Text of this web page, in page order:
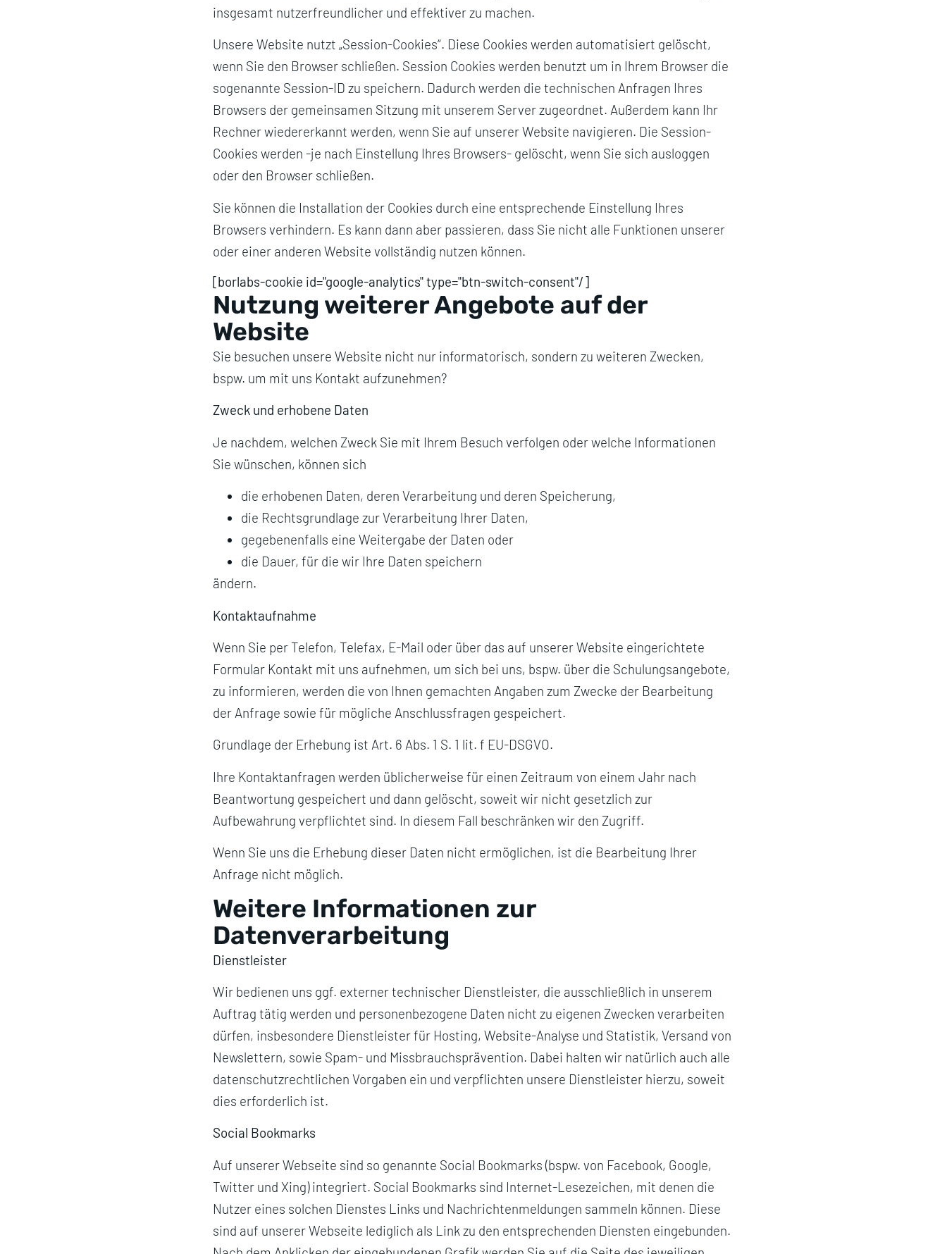
insgesamt nutzerfreundlicher und effektiver zu machen.
Unsere Website nutzt „Session-Cookies“. Diese Cookies werden automatisiert gelöscht,
wenn Sie den Browser schließen. Session Cookies werden benutzt um in Ihrem Browser die
sogenannte Session-ID zu speichern. Dadurch werden die technischen Anfragen Ihres
Browsers der gemeinsamen Sitzung mit unserem Server zugeordnet. Außerdem kann Ihr
Rechner wiedererkannt werden, wenn Sie auf unserer Website navigieren. Die Session-
Cookies werden -je nach Einstellung Ihres Browsers- gelöscht, wenn Sie sich ausloggen
oder den Browser schließen.
Sie können die Installation der Cookies durch eine entsprechende Einstellung Ihres
Browsers verhindern. Es kann dann aber passieren, dass Sie nicht alle Funktionen unserer
oder einer anderen Website vollständig nutzen können.
[borlabs-cookie id="google-analytics" type="btn-switch-consent"/]
Nutzung weiterer Angebote auf der
Website
Sie besuchen unsere Website nicht nur informatorisch, sondern zu weiteren Zwecken,
bspw. um mit uns Kontakt aufzunehmen?
Zweck und erhobene Daten
Je nachdem, welchen Zweck Sie mit Ihrem Besuch verfolgen oder welche Informationen
Sie wünschen, können sich
die erhobenen Daten, deren Verarbeitung und deren Speicherung,
die Rechtsgrundlage zur Verarbeitung Ihrer Daten,
gegebenenfalls eine Weitergabe der Daten oder
die Dauer, für die wir Ihre Daten speichern
ändern.
Kontaktaufnahme
Wenn Sie per Telefon, Telefax, E-Mail oder über das auf unserer Website eingerichtete
Formular Kontakt mit uns aufnehmen, um sich bei uns, bspw. über die Schulungsangebote,
zu informieren, werden die von Ihnen gemachten Angaben zum Zwecke der Bearbeitung
der Anfrage sowie für mögliche Anschlussfragen gespeichert.
Grundlage der Erhebung ist Art. 6 Abs. 1 S. 1 lit. f EU-DSGVO.
Ihre Kontaktanfragen werden üblicherweise für einen Zeitraum von einem Jahr nach
Beantwortung gespeichert und dann gelöscht, soweit wir nicht gesetzlich zur
Aufbewahrung verpflichtet sind. In diesem Fall beschränken wir den Zugriff.
Wenn Sie uns die Erhebung dieser Daten nicht ermöglichen, ist die Bearbeitung Ihrer
Anfrage nicht möglich.
Weitere Informationen zur
Datenverarbeitung
Dienstleister
Wir bedienen uns ggf. externer technischer Dienstleister, die ausschließlich in unserem
Auftrag tätig werden und personenbezogene Daten nicht zu eigenen Zwecken verarbeiten
dürfen, insbesondere Dienstleister für Hosting, Website-Analyse und Statistik, Versand von
Newslettern, sowie Spam- und Missbrauchsprävention. Dabei halten wir natürlich auch alle
datenschutzrechtlichen Vorgaben ein und verpflichten unsere Dienstleister hierzu, soweit
dies erforderlich ist.
Social Bookmarks
Auf unserer Webseite sind so genannte Social Bookmarks (bspw. von Facebook, Google,
Twitter und Xing) integriert. Social Bookmarks sind Internet-Lesezeichen, mit denen die
Nutzer eines solchen Dienstes Links und Nachrichtenmeldungen sammeln können. Diese
sind auf unserer Webseite lediglich als Link zu den entsprechenden Diensten eingebunden.